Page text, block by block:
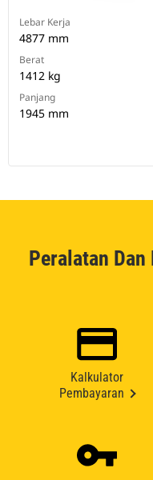
Lebar Kerja
4877 mm
Berat
1412 kg
Panjang
1945 mm
Peralatan
Kalkulator
Pembayaran